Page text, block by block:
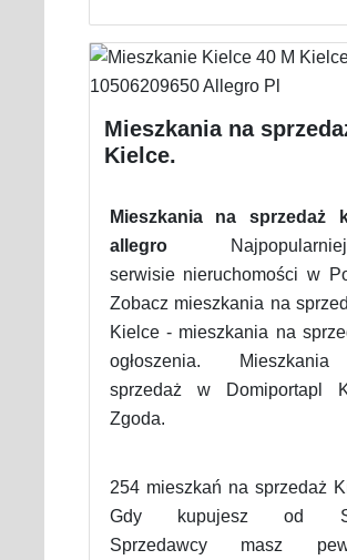
Mieszkania na
Kielce.
Mieszkania na sprzedaż
allegro
serwisie nieruchomości w
Zobacz mieszkania na
Kielce - mieszkania na
ogłoszenia.
sprzedaż w Domiportapl
Zgoda.
254 mieszkań na sprzedaż
Gdy kupujesz od
Sprzedawcy masz